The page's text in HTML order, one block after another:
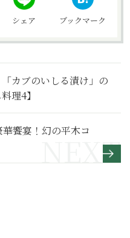
シェア ブックマーク
カブのいしる漬け」の
理4】
饗宴！幻の平木コ